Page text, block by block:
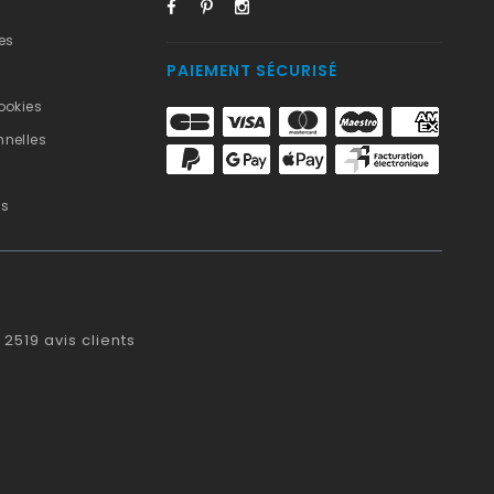
PAIEMENT SÉCURISÉ
2519 avis clients